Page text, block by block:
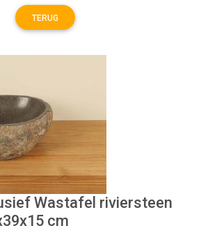
TERUG
Wastafel riviersteen
cm